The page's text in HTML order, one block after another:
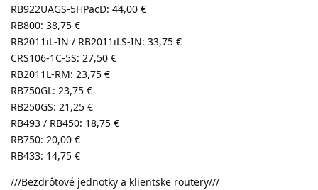
RB922UAGS-5HPacD: 44,00 €
RB800: 38,75 €
RB2011iL-IN / RB2011iLS-IN: 33,75 €
CRS106-1C-5S: 27,50 €
RB2011L-RM: 23,75 €
RB750GL: 23,75 €
RB250GS: 21,25 €
RB493 / RB450: 18,75 €
RB750: 20,00 €
RB433: 14,75 €
///Bezdrôtové jednotky a klientske routery///